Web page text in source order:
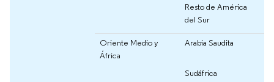
Resto de América
del Sur
Oriente Medio y
África
Arabia Saudita
Sudáfrica